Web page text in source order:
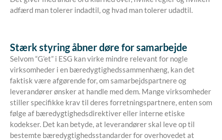
adfærd man tolerer indadtil, og hvad man tolerer udadtil.
Stærk styring åbner døre for samarbejde
Selvom “G’et” i ESG kan virke mindre relevant for nogle
virksomheder i en bæredygtighedssammenhæng, kan det
faktisk være afgørende for, om samarbejdspartnere og
leverandører ønsker at handle med dem. Mange virksomheder
stiller specifikke krav til deres forretningspartnere, enten som
følge af bæredygtighedsdirektiver eller interne etiske
kodekser. Det kan betyde, at leverandører skal leve op til
bestemte bæredygtighedsstandarder for overhovedet at